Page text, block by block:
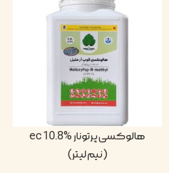
هالوکسی پرتونار ec 10.8%
(نیم لیتر)